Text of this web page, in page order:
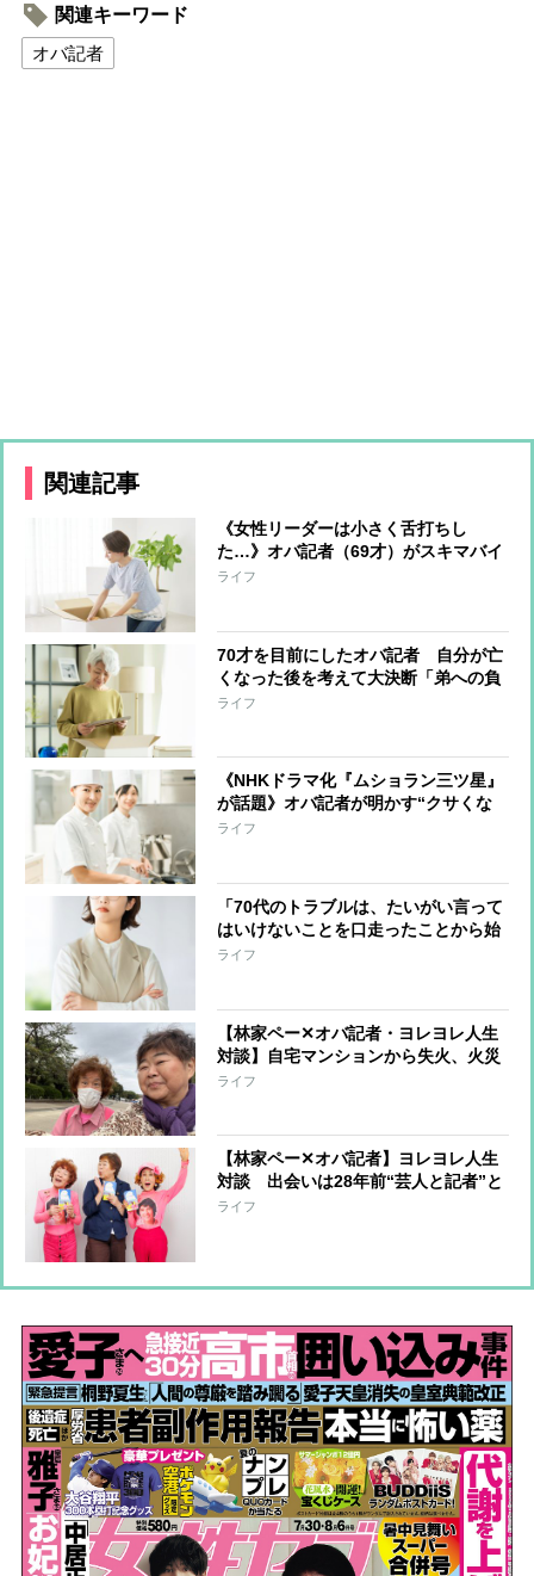
関連キーワード
オバ記者
関連記事
《女性リーダーは小さく舌打ちし
た…》オバ記者（69才）がスキマバイ
トに挑戦「私に肉体労働をする資格は
ライフ
70才を目前にしたオバ記者 自分が亡
くなった後を考えて大決断「弟への負
担は最小限にしたい」と“この世の荷
ライフ
《NHKドラマ化『ムショラン三ツ星』
が話題》オバ記者が明かす“クサくな
いメシ”を作る管理栄養士の話、そし
ライフ
「70代のトラブルは、たいがい言って
はいけないことを口走ったことから始
まっている」オバ記者（69）は“老年
ライフ
【林家ペー✕オバ記者・ヨレヨレ人生
対談】自宅マンションから失火、火災
保険に入っておらず周辺住宅への補償
ライフ
【林家ペー✕オバ記者】ヨレヨレ人生
対談 出会いは28年前“芸人と記者”と
いう関係から“芸人とマネジャー”にな
ライフ